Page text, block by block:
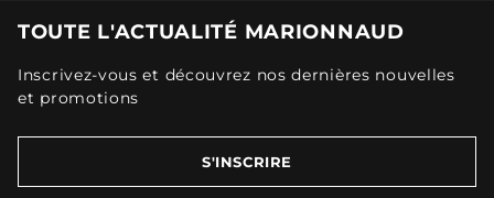
TOUTE L'ACTUALITÉ MARIONNAUD
Inscrivez-vous et découvrez nos dernières nouvelles
et promotions
S'INSCRIRE